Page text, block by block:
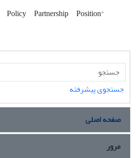
Policy Partnership Position"
جستجوی پیشرفته
صفحه اصلی
مرور